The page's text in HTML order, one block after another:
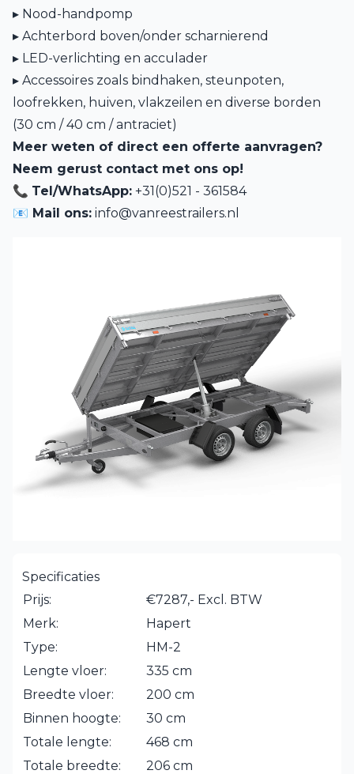
▸ Nood-handpomp
▸ Achterbord boven/onder scharnierend
▸ LED-verlichting en acculader
▸ Accessoires zoals bindhaken, steunpoten,
loofrekken, huiven, vlakzeilen en diverse borden
(30 cm / 40 cm / antraciet)
Meer weten of direct een offerte aanvragen?
Neem gerust contact met ons op!
📞 Tel/WhatsApp: +31(0)521 - 361584
📧 Mail ons: info@vanreestrailers.nl
Specificaties
Prijs:
€7287,- Excl. BTW
Merk:
Hapert
Type:
HM-2
Lengte vloer:
335 cm
Breedte vloer:
200 cm
Binnen hoogte:
30 cm
Totale lengte:
468 cm
Totale breedte:
206 cm